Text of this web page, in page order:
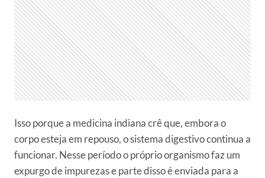
Isso porque a medicina indiana crê que, embora o
corpo esteja em repouso, o sistema digestivo continua a
funcionar. Nesse período o próprio organismo faz um
expurgo de impurezas e parte disso é enviada para a